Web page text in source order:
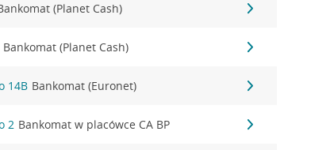
(Planet Cash)
Bankomat (Planet Cash)
14B Bankomat (Euronet)
2 Bankomat w placówce CA BP